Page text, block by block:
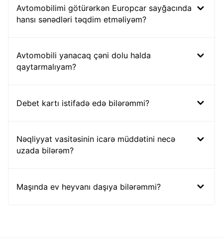
Avtomobilimi götürərkən Europcar sayğacında
hansı sənədləri təqdim etməliyəm?
Avtomobili yanacaq çəni dolu halda
qaytarmalıyam?
Debet kartı istifadə edə bilərəmmi?
Nəqliyyat vasitəsinin icarə müddətini necə
uzada bilərəm?
Maşında ev heyvanı daşıya bilərəmmi?